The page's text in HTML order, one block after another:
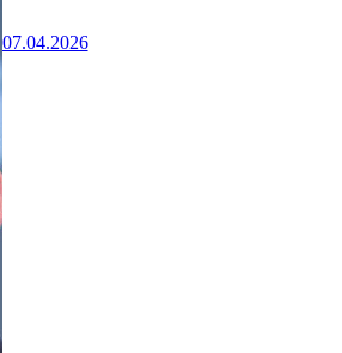
07.04.2026